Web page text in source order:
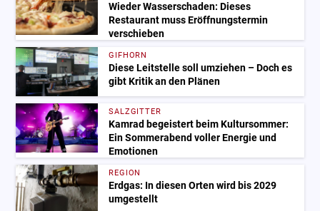
Wieder Wasserschaden: Dieses
Restaurant muss Eröffnungstermin
verschieben
GIFHORN
Diese Leitstelle soll umziehen – Doch es
gibt Kritik an den Plänen
SALZGITTER
Kamrad begeistert beim Kultursommer:
Ein Sommerabend voller Energie und
Emotionen
REGION
Erdgas: In diesen Orten wird bis 2029
umgestellt